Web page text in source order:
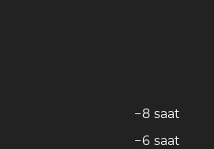
−8 saat
−6 saat